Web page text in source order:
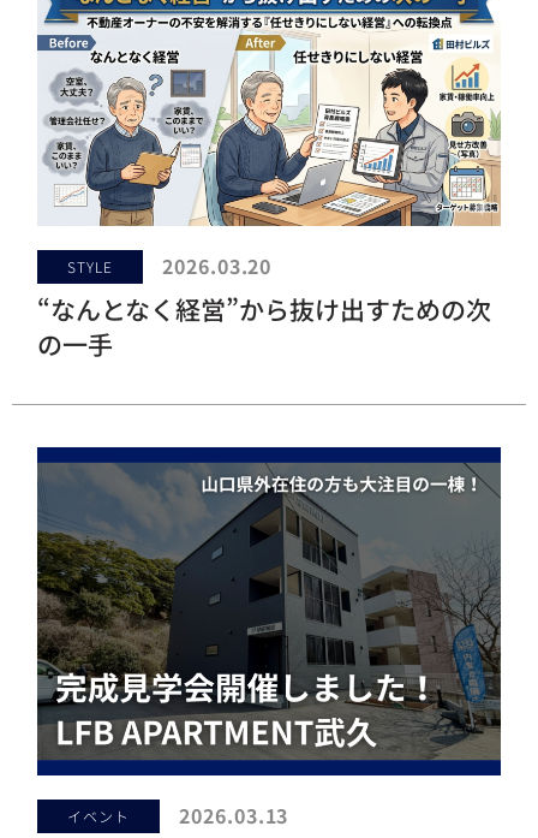
STYLE 2026.03.20
“なんとなく経営”から抜け出すための次
の一手
イベント 2026.03.13